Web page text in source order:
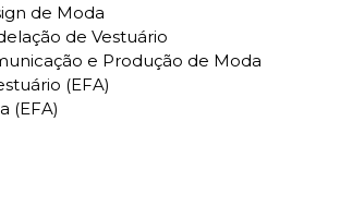
de Moda
de Vestuário
e Produção de Moda
(EFA)
(EFA)